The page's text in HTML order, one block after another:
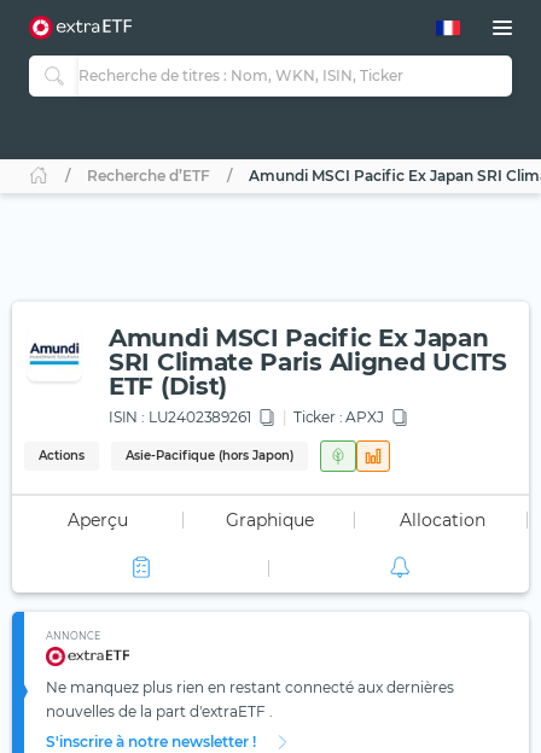
Recherche d’ETF Amundi MSCI Pacific Ex Japan SRI
Amundi MSCI Pacific Ex Japan
SRI Climate Paris Aligned UCITS
ETF (Dist)
ISIN : LU2402389261 Ticker : APXJ
Actions Asie-Pacifique (hors Japon)
Aperçu Graphique Allocation
ANNONCE
Ne manquez plus rien en restant connecté aux dernières
nouvelles de la part d'extraETF .
S'inscrire à notre newsletter !